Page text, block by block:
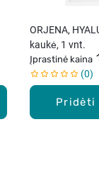
Pridėti
ORJENA,
kaukė, 1 vnt.
Įprastinė kaina
0